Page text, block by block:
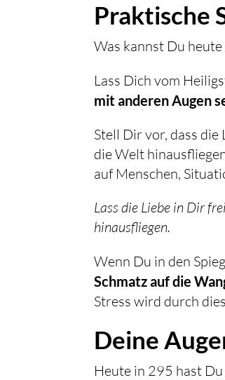
Praktische
Was kannst Du
Lass Dich vom
mit anderen Augen
Stell Dir vor, dass
die Welt
auf Menschen,
Lass die Liebe in Dir
hinausfliegen.
Wenn Du in den
Schmatz auf die
Stress wird durch
Deine
Heute in 295 hast